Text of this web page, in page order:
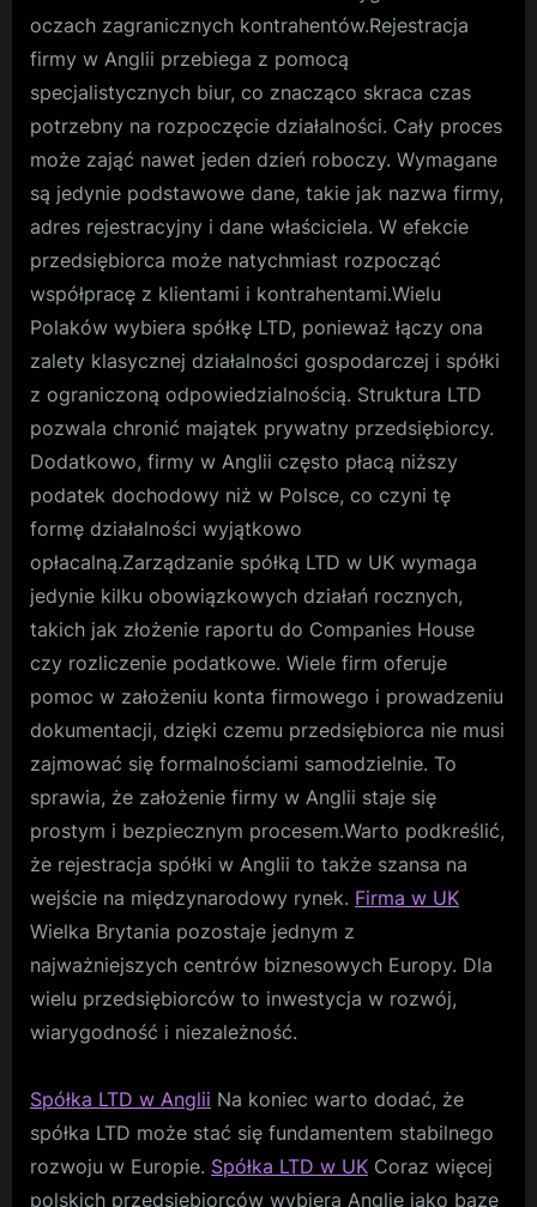
oczach zagranicznych kontrahentów.Rejestracja
firmy w Anglii przebiega z pomocą
specjalistycznych biur, co znacząco skraca czas
potrzebny na rozpoczęcie działalności. Cały proces
może zająć nawet jeden dzień roboczy. Wymagane
są jedynie podstawowe dane, takie jak nazwa firmy,
adres rejestracyjny i dane właściciela. W efekcie
przedsiębiorca może natychmiast rozpocząć
współpracę z klientami i kontrahentami.Wielu
Polaków wybiera spółkę LTD, ponieważ łączy ona
zalety klasycznej działalności gospodarczej i spółki
z ograniczoną odpowiedzialnością. Struktura LTD
pozwala chronić majątek prywatny przedsiębiorcy.
Dodatkowo, firmy w Anglii często płacą niższy
podatek dochodowy niż w Polsce, co czyni tę
formę działalności wyjątkowo
opłacalną.Zarządzanie spółką LTD w UK wymaga
jedynie kilku obowiązkowych działań rocznych,
takich jak złożenie raportu do Companies House
czy rozliczenie podatkowe. Wiele firm oferuje
pomoc w założeniu konta firmowego i prowadzeniu
dokumentacji, dzięki czemu przedsiębiorca nie musi
zajmować się formalnościami samodzielnie. To
sprawia, że założenie firmy w Anglii staje się
prostym i bezpiecznym procesem.Warto podkreślić,
że rejestracja spółki w Anglii to także szansa na
wejście na międzynarodowy rynek. Firma w UK
Wielka Brytania pozostaje jednym z
najważniejszych centrów biznesowych Europy. Dla
wielu przedsiębiorców to inwestycja w rozwój,
wiarygodność i niezależność.
Spółka LTD w Anglii Na koniec warto dodać, że
spółka LTD może stać się fundamentem stabilnego
rozwoju w Europie. Spółka LTD w UK Coraz więcej
polskich przedsiębiorców wybiera Anglię jako bazę